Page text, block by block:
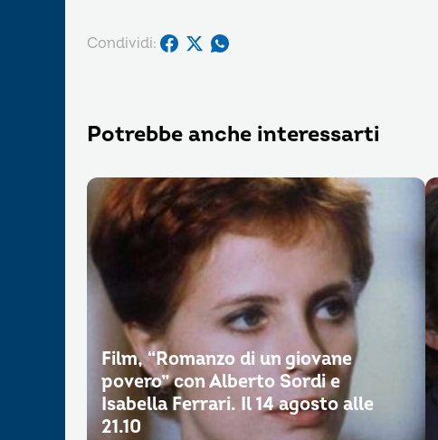
Condividi:
Potrebbe anche interessarti
Film, “Romanzo di un giovane
povero” con Alberto Sordi e
Isabella Ferrari. Il 14 agosto alle
21.10